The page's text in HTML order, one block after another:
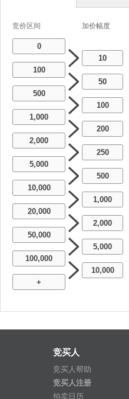
竞价区间 加价幅度
0
10
100
50
500
100
1,000
200
2,000
250
5,000
500
10,000
1,000
20,000
2,000
50,000
5,000
100,000
10,000
+
竞买人
竞买人帮助
竞买人注册
拍卖日历